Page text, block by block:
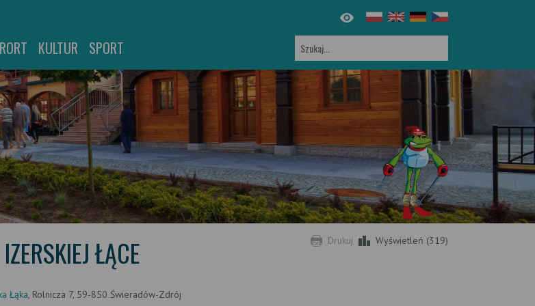
KULTUR SPORT
Drukuj Wyświetleń (319)
ŁĄCE
Łąka, Rolnicza 7, 59-850 Świeradów-Zdrój